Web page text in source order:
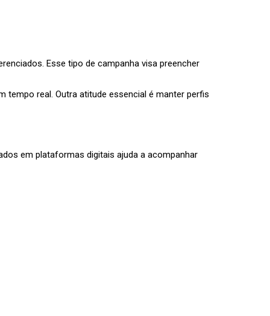
Esse tipo de campanha visa preencher
tempo real. Outra atitude essencial é manter perfis
em plataformas digitais ajuda a acompanhar